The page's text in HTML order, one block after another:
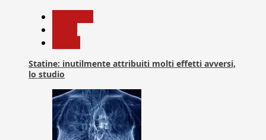
Statine: inutilmente attribuiti molti effetti avversi,
lo studio